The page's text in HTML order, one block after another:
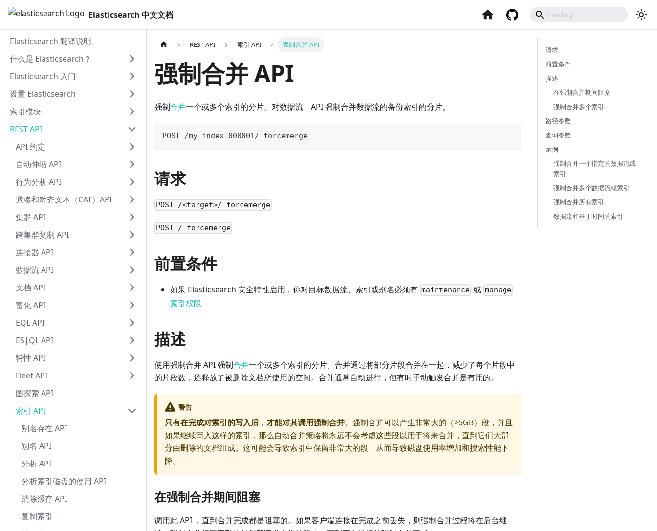
Elasticsearch 中文文档
Elasticsearch 翻译说明
什么是 Elasticsearch？
Elasticsearch 入门
设置 Elasticsearch
索引模块
REST API
API 约定
自动伸缩 API
行为分析 API
紧凑和对齐文本（CAT）API
集群 API
跨集群复制 API
连接器 API
数据流 API
文档 API
富化 API
EQL API
ES|QL API
特性 API
Fleet API
图探索 API
索引 API
别名存在 API
别名 API
分析 API
分析索引磁盘的使用 API
清除缓存 API
复制索引
REST API 索引 API 强制合并 API
强制合并 API
强制合并一个或多个索引的分片。对数据流，API 强制合并数据流的备份索引的分片。
POST /my-index-000001/_forcemerge
请求
POST /<target>/_forcemerge
POST /_forcemerge
前置条件
如果 Elasticsearch 安全特性启用，你对目标数据流、索引或别名必须有 maintenance 或 manage
索引权限
描述
使用强制合并 API 强制合并一个或多个索引的分片。合并通过将部分片段合并在一起，减少了每个片段中
的片段数，还释放了被删除文档所使用的空间。合并通常自动进行，但有时手动触发合并是有用的。
警告
只有在完成对索引的写入后，才能对其调用强制合并。强制合并可以产生非常大的（>5GB）段，并且
如果继续写入这样的索引，那么自动合并策略将永远不会考虑这些段以用于将来合并，直到它们大部
分由删除的文档组成。这可能会导致索引中保留非常大的段，从而导致磁盘使用率增加和搜索性能下
降。
在强制合并期间阻塞
调用此 API ，直到合并完成都是阻塞的。如果客户端连接在完成之前丢失，则强制合并过程将在后台继
请求
前置条件
描述
在强制合并期间阻塞
强制合并多个索引
路径参数
查询参数
示例
强制合并一个指定的数据流或
索引
强制合并多个数据流或索引
强制合并所有索引
数据流和基于时间的索引